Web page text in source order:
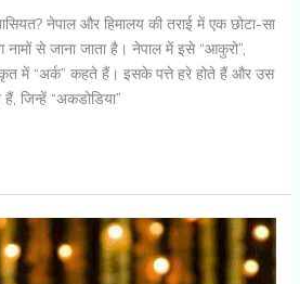
नेपाल और हिमालय की तराई में एक छोटा-सा
से जाना जाता है। नेपाल में इसे “आकुरो”,
में “अर्क” कहते हैं। इसके पत्ते हरे होते हैं और उस
जिन्हें “अकडोडिया”